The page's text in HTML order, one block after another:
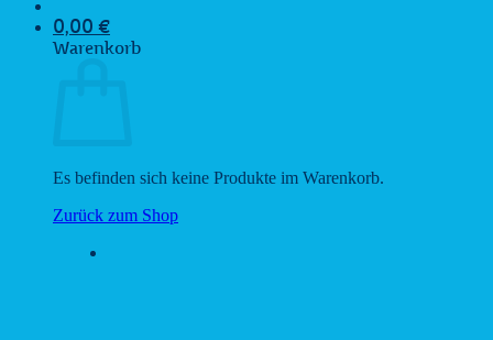
0,00 €
Warenkorb
Es befinden sich keine Produkte im Warenkorb.
Zurück zum Shop